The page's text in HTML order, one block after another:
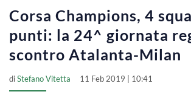
Corsa Champions, 4
punti: la 24^ giornata
scontro Atalanta-Milan
diStefano Vitetta 11 Feb 2019 | 10:41